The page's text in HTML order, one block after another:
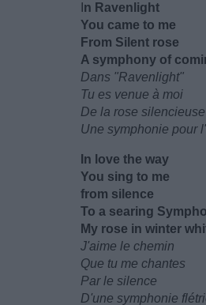
n Ravenlight
You came to me
From Silent rose
A symphony of
Dans "Ravenlight"
Tu es venue à moi
De la rose silencieuse
Une symphonie pour
In love the way
You sing to me
from silence
To a searing
My rose in winter
J'aime le chemin
Que tu me chantes
Par le silence
D'une symphonie